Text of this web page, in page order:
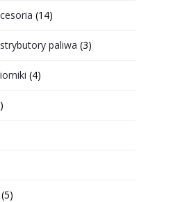
(14)
paliwa (3)
(4)
(5)